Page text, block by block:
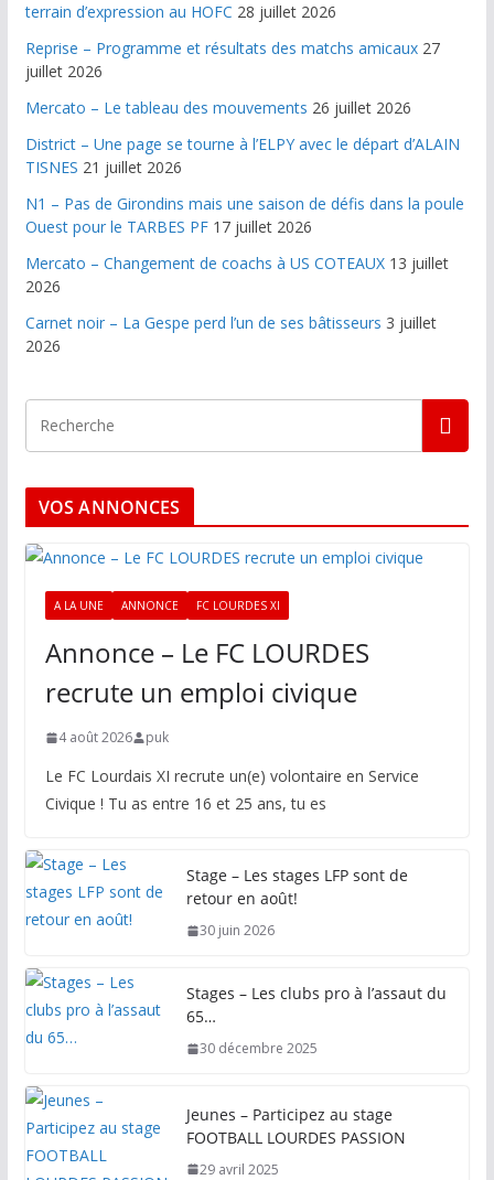
terrain d’expression au HOFC 28 juillet 2026
Reprise – Programme et résultats des matchs amicaux 27
juillet 2026
Mercato – Le tableau des mouvements 26 juillet 2026
District – Une page se tourne à l’ELPY avec le départ d’ALAIN
TISNES 21 juillet 2026
N1 – Pas de Girondins mais une saison de défis dans la poule
Ouest pour le TARBES PF 17 juillet 2026
Mercato – Changement de coachs à US COTEAUX 13 juillet
2026
Carnet noir – La Gespe perd l’un de ses bâtisseurs 3 juillet
2026
VOS ANNONCES
A LA UNE ANNONCE FC LOURDES XI
Annonce – Le FC LOURDES
recrute un emploi civique
4 août 2026 puk
Le FC Lourdais XI recrute un(e) volontaire en Service
Civique ! Tu as entre 16 et 25 ans, tu es
Stage – Les stages LFP sont de
retour en août!
30 juin 2026
Stages – Les clubs pro à l’assaut du
65…
30 décembre 2025
Jeunes – Participez au stage
FOOTBALL LOURDES PASSION
29 avril 2025